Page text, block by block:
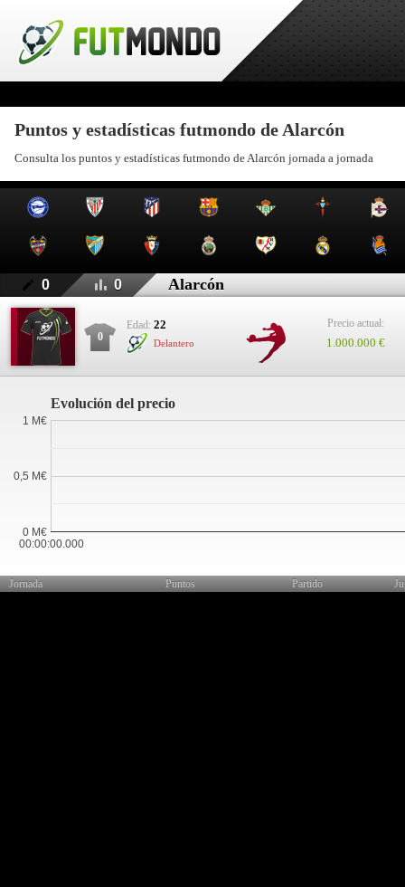
Puntos y estadísticas futmondo de Alarcón
Consulta los puntos y estadísticas futmondo de Alarcón jornada a jornada
0 0 Alarcón
0
Edad: 22
Delantero
Precio actual:
1.000.000 €
Evolución del precio
00:00:00.000
0 M€
0,5 M€
1 M€
Jornada Puntos Partido